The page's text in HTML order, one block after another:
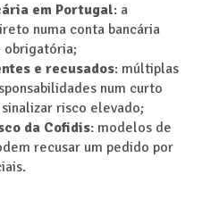
em Portugal: a
numa conta bancária
obrigatória;
e recusados: múltiplas
num curto
risco elevado;
da Cofidis: modelos de
recusar um pedido por